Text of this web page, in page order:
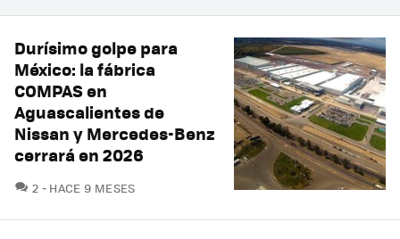
Durísimo golpe para
México: la fábrica
COMPAS en
Aguascalientes de
Nissan y Mercedes-Benz
cerrará en 2026
2 COMENTARIOS
HACE 9 MESES